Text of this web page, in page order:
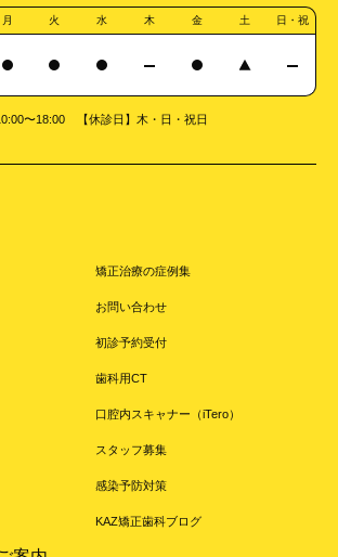
月 火 水 木 金 土 日・祝
〜18:00 【休診日】木・日・祝日
矯正治療の症例集
お問い合わせ
初診予約受付
歯科用CT
口腔内スキャナー（iTero）
スタッフ募集
感染予防対策
KAZ矯正歯科ブログ